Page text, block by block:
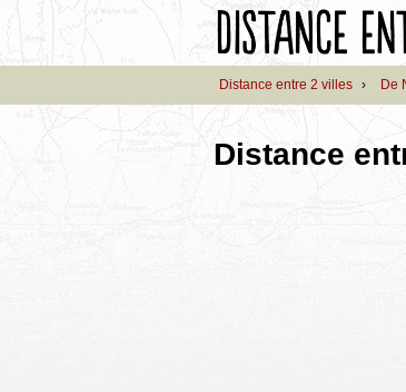
Distance entre 2 villes › De
Distance